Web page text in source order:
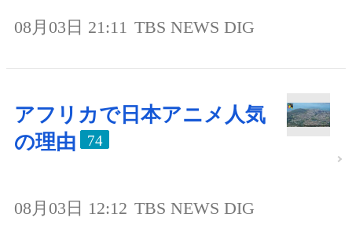
08月03日 21:11 TBS NEWS DIG
アフリカで日本アニメ人気
の理由
74
08月03日 12:12 TBS NEWS DIG